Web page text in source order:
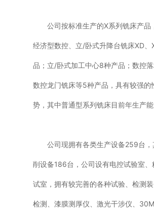
公司按标准生产的X系列铣床产品
经济型数控、立/卧式升降台铣床XD、
品；立/卧式加工中心8种产品；数控
数控龙门铣床等5种产品，具有较强的
势，其中普通型系列铣床目前年生产能
公司现拥有各类生产设备259台，
削设备186台，公司设有电控试验室、
试室，拥有较完善的各种试验、检测
检测、漆膜测厚仪、激光干涉仪、